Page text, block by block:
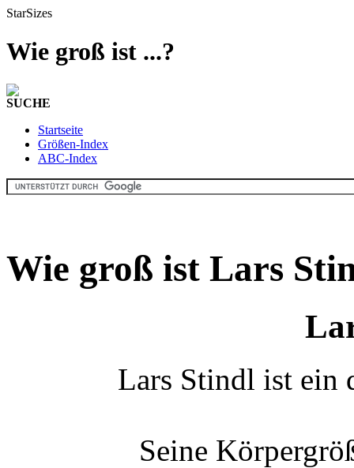
StarSizes
Wie groß ist ...?
SUCHE
Startseite
Größen-Index
ABC-Index
Wie groß ist Lars
Lars Stindl ist ein
Seine